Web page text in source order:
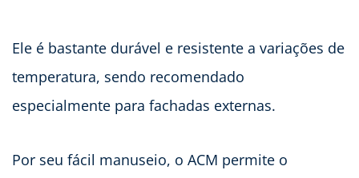
Ele é bastante durável e resistente a variações de
temperatura, sendo recomendado
especialmente para fachadas externas.
Por seu fácil manuseio, o ACM permite o